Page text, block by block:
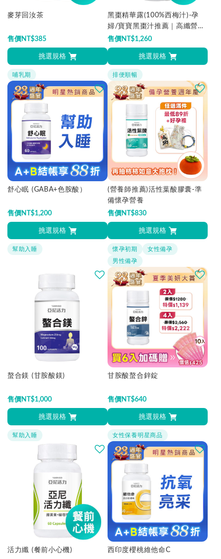
麥芽回汝茶
售價NT$385
挑選規格
哺乳期
黑棗精華露(100%西梅汁)-孕
婦/寶寶黑棗汁推薦｜高纖營養
順暢補給
售價NT$1,260
挑選規格
排便順暢
舒心眠 (GABA+色胺酸）
售價NT$1,200
挑選規格
幫助入睡
(營養師推薦)活性葉酸膠囊-準
備懷孕營養
售價NT$830
挑選規格
懷孕初期
女性備孕
男性備孕
螯合鎂 (甘胺酸鎂)
售價NT$1,000
挑選規格
幫助入睡
甘胺酸螯合鋅錠
售價NT$640
挑選規格
女性保養明星商品
活力纖 (餐前小心機) 西印度櫻桃維他命C